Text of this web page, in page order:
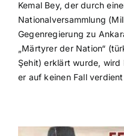
Kemal Bey, der durch
Nationalversammlung
Gegenregierung zu
„Märtyrer der Nation“
Şehit) erklärt wurde, wird
er auf keinen Fall